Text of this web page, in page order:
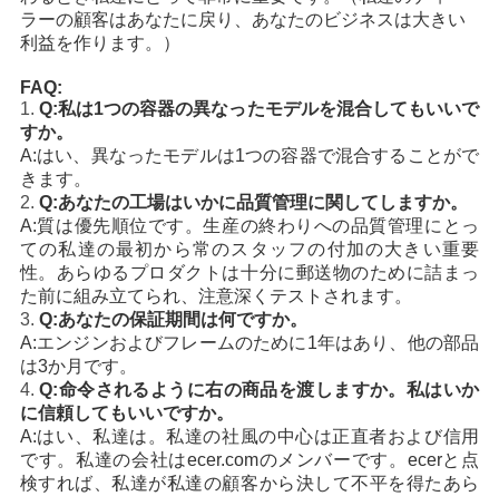
ラーの顧客はあなたに戻り、あなたのビジネスは大きい
利益を作ります。）
FAQ:
1. Q:私は1つの容器の異なったモデルを混合してもいいで
すか。
A:はい、異なったモデルは1つの容器で混合することがで
きます。
2. Q:あなたの工場はいかに品質管理に関してしますか。
A:質は優先順位です。生産の終わりへの品質管理にとっ
ての私達の最初から常のスタッフの付加の大きい重要
性。あらゆるプロダクトは十分に郵送物のために詰まっ
た前に組み立てられ、注意深くテストされます。
3. Q:あなたの保証期間は何ですか。
A:エンジンおよびフレームのために1年はあり、他の部品
は3か月です。
4.Q:命令されるように右の商品を渡しますか。私はいか
に信頼してもいいですか。
A:はい、私達は。私達の社風の中心は正直者および信用
です。私達の会社はecer.comのメンバーです。ecerと点
検すれば、私達が私達の顧客から決して不平を得たあら